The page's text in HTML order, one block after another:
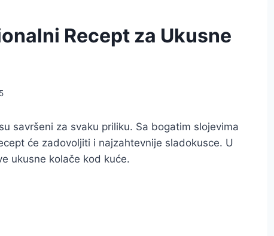
Recept za Ukusne
savršeni za svaku priliku. Sa bogatim slojevima
će zadovoljiti i najzahtevnije sladokusce. U
ukusne kolače kod kuće.